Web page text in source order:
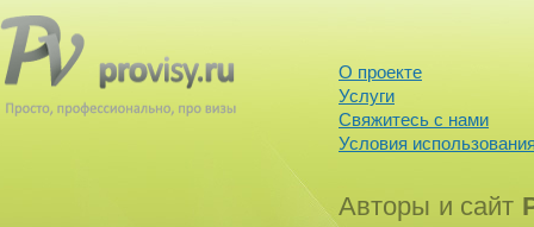
О проекте
Услуги
Свяжитесь с нами
Условия
Авторы и сайт